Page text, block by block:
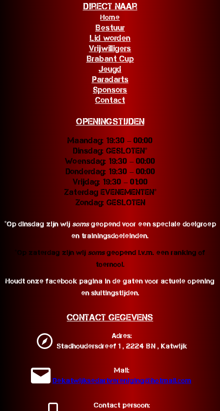
Direct naar
Home
Bestuur
Lid worden
Vrijwilligers
Brabant Cup
Jeugd
Paradarts
Sponsors
Contact
Openingstijden
Maandag: 19:30 – 00:00
Dinsdag: GESLOTEN*
Woensdag: 19:30 – 00:00
Donderdag: 19:30 – 00:00
Vrijdag: 19:30 – 01:00
Zaterdag EVENEMENTEN*
Zondag: GESLOTEN
*Op dinsdag zijn wij somsgeopend voor een speciale doelgroep
en trainingsdoeleinden.
*Op zaterdag zijn wij somsgeopend i.v.m. een ranking of
toernooi.
Houdt onze facebook pagina in de gaten voor actuele opening
en sluitingstijden.
Contact Gegevens
Adres:
Stadhoudersdreef 1 , 2224 BN , Katwijk
Mail:
Dekatwijksedartvereniging@hotmail.com
Contact persoon: